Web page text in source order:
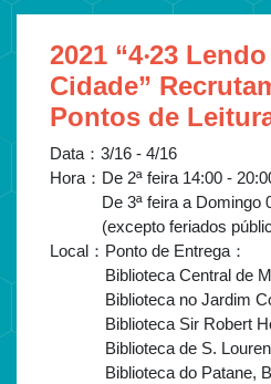
2021 “4‧23
Cidade”
Pontos de
Data： 3/16 - 4/16
Hora： De 2ª feira 14:00 -
De 3ª feira a Domingo
(excepto feriados
Local： Ponto de Entrega：
Biblioteca Central de
Biblioteca no Jardim
Biblioteca Sir Robert
Biblioteca de S.
Biblioteca do Patane,